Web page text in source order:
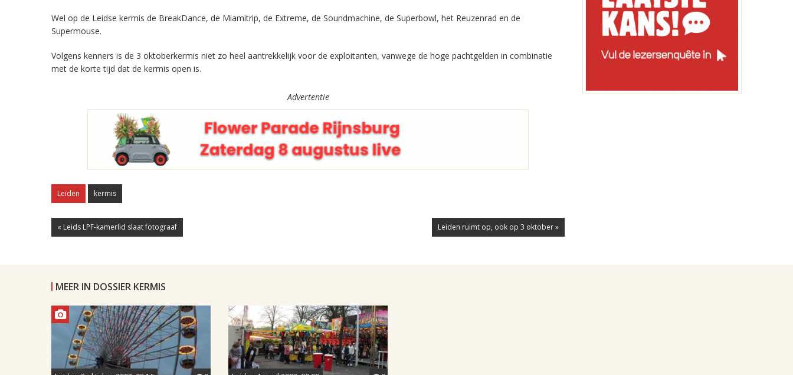
Wel op de Leidse kermis de BreakDance, de Miamitrip, de Extreme, de Soundmachine, de Superbowl, het Reuzenrad en de
Supermouse.
Volgens kenners is de 3 oktoberkermis niet zo heel aantrekkelijk voor de exploitanten, vanwege de hoge pachtgelden in combinatie
met de korte tijd dat de kermis open is.
Advertentie
Leiden kermis
« Leids LPF-kamerlid slaat fotograaf Leiden ruimt op, ook op 3 oktober »
MEER IN DOSSIER KERMIS